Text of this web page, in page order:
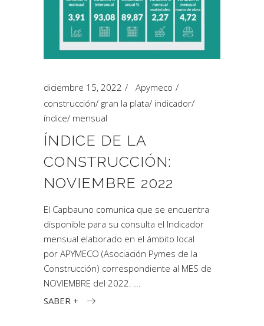
diciembre 15, 2022
Apymeco
construcción/ gran la plata/ indicador/
índice/ mensual
ÍNDICE DE LA
CONSTRUCCIÓN:
NOVIEMBRE 2022
El Capbauno comunica que se encuentra
disponible para su consulta el Indicador
mensual elaborado en el ámbito local
por APYMECO (Asociación Pymes de la
Construcción) correspondiente al MES de
NOVIEMBRE del 2022.
SABER +